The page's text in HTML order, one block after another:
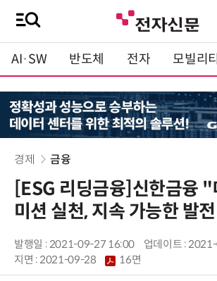
AI·SW 반도체 전자 모빌리티
경제 금융
[ESG 리딩금융]신한금융 "
미션 실천, 지속 가능한 발
발행일 : 2021-09-27 16:00
업데이트 :
지면 :2021-09-28 16면